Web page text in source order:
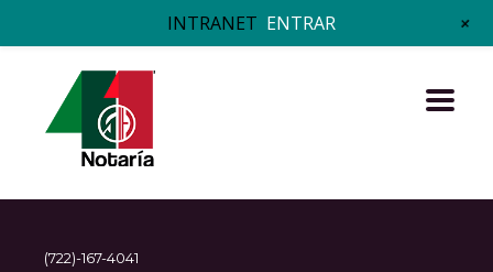
(722)-167-4041
INTRANET ENTRAR +